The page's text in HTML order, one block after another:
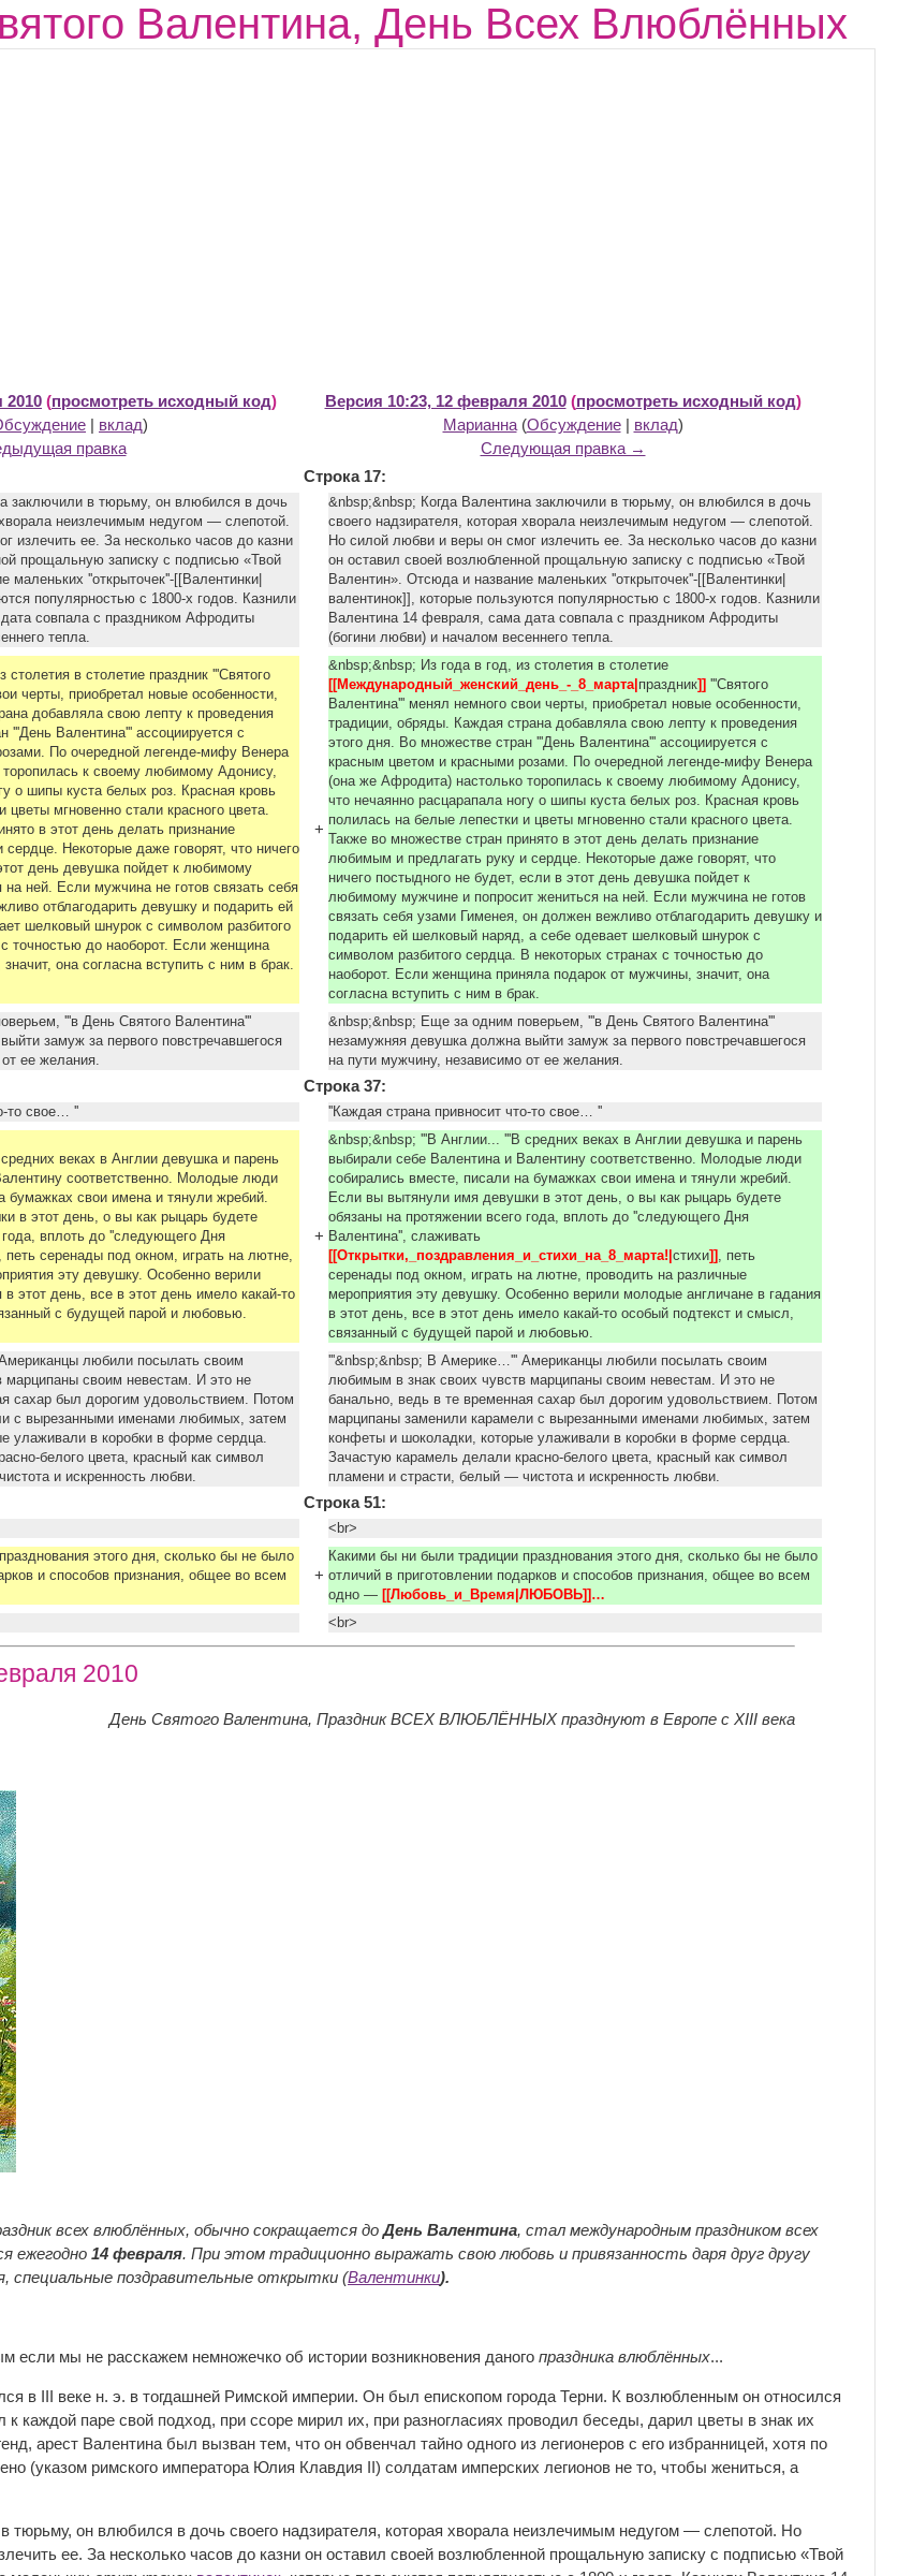
Валентина, День Всех Влюблённых
2010 (просмотреть исходный код)
| вклад)
правка
Версия 10:23, 12 февраля 2010(просмотреть исходный код)
Марианна (Обсуждение| вклад)
Следующая правка →
Строка 17:
заключили в тюрьму, он влюбился в дочь
неизлечимым недугом — слепотой.
излечить ее. За несколько часов до казни
прощальную записку с подписью «Твой
маленьких ''открыточек''-[[Валентинки|
популярностью с 1800-х годов. Казнили
совпала с праздником Афродиты
тепла.
&nbsp;&nbsp; Когда Валентина заключили в тюрьму, он влюбился в дочь
своего надзирателя, которая хворала неизлечимым недугом — слепотой.
Но силой любви и веры он смог излечить ее. За несколько часов до казни
он оставил своей возлюбленной прощальную записку с подписью «Твой
Валентин». Отсюда и название маленьких ''открыточек''-[[Валентинки|
валентинок]], которые пользуются популярностью с 1800-х годов. Казнили
Валентина 14 февраля, сама дата совпала с праздником Афродиты
(богини любви) и началом весеннего тепла.
в столетие праздник '''Святого
черты, приобретал новые особенности,
добавляла свою лепту к проведения
'''День Валентина''' ассоциируется с
По очередной легенде-мифу Венера
к своему любимому Адонису,
о шипы куста белых роз. Красная кровь
мгновенно стали красного цвета.
в этот день делать признание
Некоторые даже говорят, что ничего
день девушка пойдет к любимому
ней. Если мужчина не готов связать себя
отблагодарить девушку и подарить ей
шелковый шнурок с символом разбитого
точностью до наоборот. Если женщина
она согласна вступить с ним в брак.
+
&nbsp;&nbsp; Из года в год, из столетия в столетие
[[Международный_женский_день_-_8_марта| праздник]] '''Святого
Валентина''' менял немного свои черты, приобретал новые особенности,
традиции, обряды. Каждая страна добавляла свою лепту к проведения
этого дня. Во множестве стран '''День Валентина''' ассоциируется с
красным цветом и красными розами. По очередной легенде-мифу Венера
(она же Афродита) настолько торопилась к своему любимому Адонису,
что нечаянно расцарапала ногу о шипы куста белых роз. Красная кровь
полилась на белые лепестки и цветы мгновенно стали красного цвета.
Также во множестве стран принято в этот день делать признание
любимым и предлагать руку и сердце. Некоторые даже говорят, что
ничего постыдного не будет, если в этот день девушка пойдет к
любимому мужчине и попросит жениться на ней. Если мужчина не готов
связать себя узами Гименея, он должен вежливо отблагодарить девушку и
подарить ей шелковый наряд, а себе одевает шелковый шнурок с
символом разбитого сердца. В некоторых странах с точностью до
наоборот. Если женщина приняла подарок от мужчины, значит, она
согласна вступить с ним в брак.
'''в День Святого Валентина'''
замуж за первого повстречавшегося
ее желания.
&nbsp;&nbsp; Еще за одним поверьем, '''в День Святого Валентина'''
незамужняя девушка должна выйти замуж за первого повстречавшегося
на пути мужчину, независимо от ее желания.
Строка 37:
то свое… '' ''Каждая страна привносит что-то свое… ''
веках в Англии девушка и парень
соответственно. Молодые люди
бумажках свои имена и тянули жребий.
в этот день, о вы как рыцарь будете
вплоть до ''следующего Дня
петь серенады под окном, играть на лютне,
эту девушку. Особенно верили
этот день, все в этот день имело какай-то
с будущей парой и любовью.
+
&nbsp;&nbsp; '''В Англии... '''В средних веках в Англии девушка и парень
выбирали себе Валентина и Валентину соответственно. Молодые люди
собирались вместе, писали на бумажках свои имена и тянули жребий.
Если вы вытянули имя девушки в этот день, о вы как рыцарь будете
обязаны на протяжении всего года, вплоть до ''следующего Дня
Валентина'', слаживать
[[Открытки,_поздравления_и_стихи_на_8_марта!| стихи]] , петь
серенады под окном, играть на лютне, проводить на различные
мероприятия эту девушку. Особенно верили молодые англичане в гадания
в этот день, все в этот день имело какай-то особый подтекст и смысл,
связанный с будущей парой и любовью.
любили посылать своим
своим невестам. И это не
сахар был дорогим удовольствием. Потом
с вырезанными именами любимых, затем
улаживали в коробки в форме сердца.
белого цвета, красный как символ
и искренность любви.
'''&nbsp;&nbsp; В Америке…''' Американцы любили посылать своим
любимым в знак своих чувств марципаны своим невестам. И это не
банально, ведь в те временная сахар был дорогим удовольствием. Потом
марципаны заменили карамели с вырезанными именами любимых, затем
конфеты и шоколадки, которые улаживали в коробки в форме сердца.
Зачастую карамель делали красно-белого цвета, красный как символ
пламени и страсти, белый — чистота и искренность любви.
Строка 51:
<br>
этого дня, сколько бы не было
и способов признания, общее во всем
+
Какими бы ни были традиции празднования этого дня, сколько бы не было
отличий в приготовлении подарков и способов признания, общее во всем
одно — [[Любовь_и_Время|ЛЮБОВЬ]]…
<br>
2010
День Святого Валентина, Праздник ВСЕХ ВЛЮБЛЁННЫХ празднуют в Европе с ХIII века
всех влюблённых, обычно сокращается доДень Валентина, стал международным праздником всех
ежегодно 14 февраля. При этом традиционно выражать свою любовь и привязанность даря друг другу
специальные поздравительные открытки (Валентинки).
если мы не расскажем немножечко об истории возникновения даного праздника влюблённых...
в III веке н. э. в тогдашней Римской империи. Он был епископом города Терни. К возлюбленным он относился
каждой паре свой подход, при ссоре мирил их, при разногласиях проводил беседы, дарил цветы в знак их
арест Валентина был вызван тем, что он обвенчал тайно одного из легионеров с его избранницей, хотя по
(указом римского императора Юлия Клавдия II) солдатам имперских легионов не то, чтобы жениться, а
тюрьму, он влюбился в дочь своего надзирателя, которая хворала неизлечимым недугом — слепотой. Но
ее. За несколько часов до казни он оставил своей возлюбленной прощальную записку с подписью «Твой